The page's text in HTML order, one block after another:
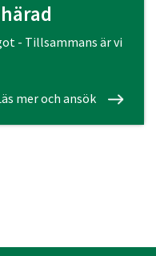
- Tillsammans är vi
mer och ansök